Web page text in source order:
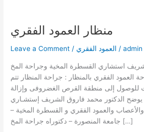
منظار العمود الفقري
Leave a Comment / العمود الفقري /admin
استشاري القسطرة المخية وجراحة المخ
الفقري بالمنظار : جراحة المنظار تتم
للوصول إلى منطقة القرص الغضروفى وإزالة
يوضح الدكتور محمد فاروق الشريف إستشـاري
والعمود الفقري و القسطرة المخية –
جامعة المنصورة – دكتوراه جراحة المخ […]
الفقري